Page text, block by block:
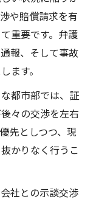
や賠償請求を有
重要です。弁護
報、そして事故
ます。
都市部では、証
々の交渉を左右
先としつつ、現
かりなく行うこ
社との示談交渉